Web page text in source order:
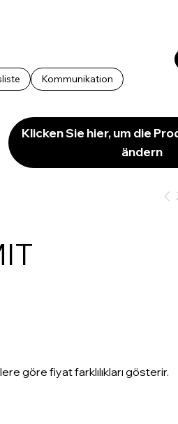
Kommunikation
Klicken Sie hier, um die
ändern
göre fiyat farklılıkları gösterir.